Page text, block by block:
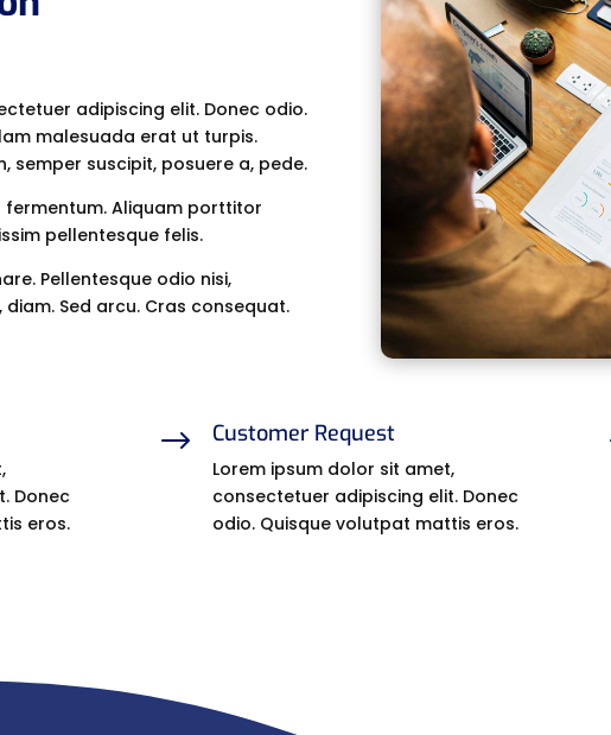
adipiscing elit. Donec odio.
malesuada erat ut turpis.
semper suscipit, posuere a, pede.
fermentum. Aliquam porttitor
pellentesque felis.
Pellentesque odio nisi,
Sed arcu. Cras consequat.
Donec
eros.
$ Customer Request
Lorem ipsum dolor sit amet,
consectetuer adipiscing elit. Donec
odio. Quisque volutpat mattis eros.